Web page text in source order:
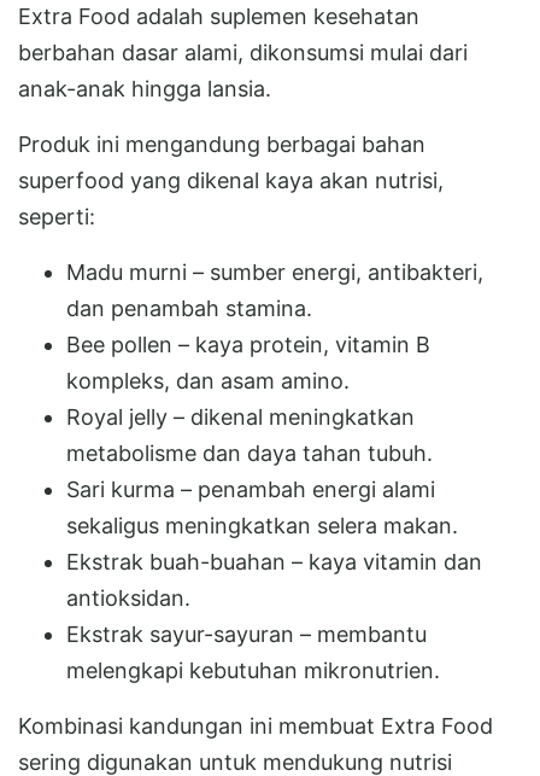
Extra Food adalah suplemen kesehatan
berbahan dasar alami, dikonsumsi mulai dari
anak-anak hingga lansia.
Produk ini mengandung berbagai bahan
superfood yang dikenal kaya akan nutrisi,
seperti:
Madu murni – sumber energi, antibakteri,
dan penambah stamina.
Bee pollen – kaya protein, vitamin B
kompleks, dan asam amino.
Royal jelly – dikenal meningkatkan
metabolisme dan daya tahan tubuh.
Sari kurma – penambah energi alami
sekaligus meningkatkan selera makan.
Ekstrak buah-buahan – kaya vitamin dan
antioksidan.
Ekstrak sayur-sayuran – membantu
melengkapi kebutuhan mikronutrien.
Kombinasi kandungan ini membuat Extra Food
sering digunakan untuk mendukung nutrisi